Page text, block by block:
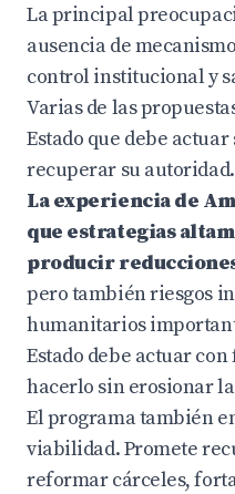
La principal
ausencia de
control institucional y
Varias de las
Estado que debe
recuperar su autoridad.
La experiencia de
que estrategias
producir
pero también riesgos
humanitarios
Estado debe actuar
hacerlo sin erosionar
El programa también
viabilidad. Promete
reformar cárceles,